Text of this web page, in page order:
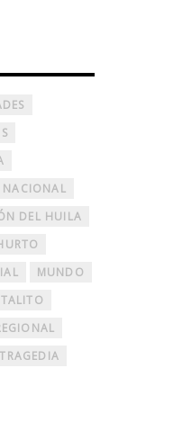
NACIONAL
DEL HUILA
MUNDO
TRAGEDIA